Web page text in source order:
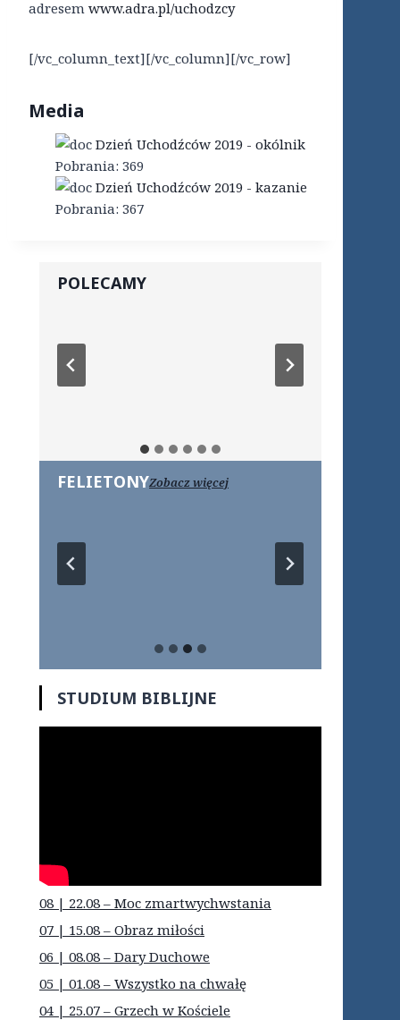
adresem www.adra.pl/uchodzcy
[/vc_column_text][/vc_column][/vc_row]
Media
Dzień Uchodźców 2019 - okólnik
Pobrania: 369
Dzień Uchodźców 2019 - kazanie
Pobrania: 367
POLECAMY
FELIETONYZobacz więcej
STUDIUM BIBLIJNE
08 | 22.08 – Moc zmartwychwstania
07 | 15.08 – Obraz miłości
06 | 08.08 – Dary Duchowe
05 | 01.08 – Wszystko na chwałę
04 | 25.07 – Grzech w Kościele